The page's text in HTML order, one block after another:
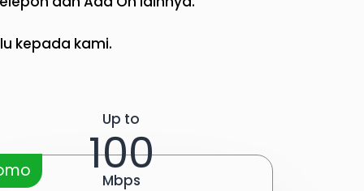
kepada kami.​
Up to
100
Mbps